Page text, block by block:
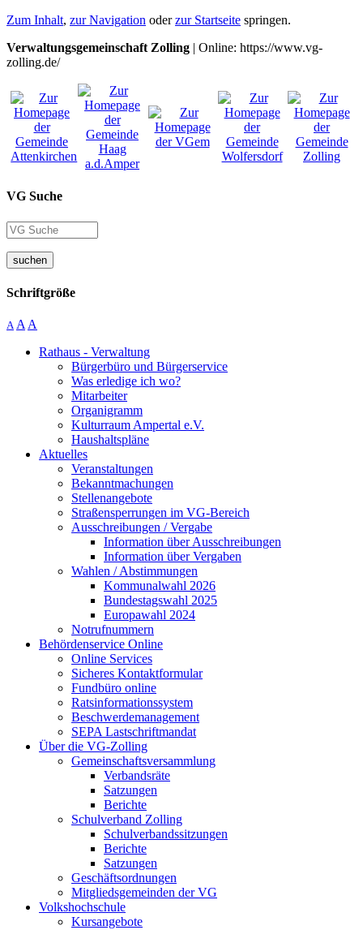
Zum Inhalt, zur Navigation oderzur Startseite springen.
Verwaltungsgemeinschaft Zolling | Online: https://www.vg-
zolling.de/
VG Suche
suchen
Schriftgröße
A A A
Rathaus - Verwaltung
Bürgerbüro und Bürgerservice
Was erledige ich wo?
Mitarbeiter
Organigramm
Kulturraum Ampertal e.V.
Haushaltspläne
Aktuelles
Veranstaltungen
Bekanntmachungen
Stellenangebote
Straßensperrungen im VG-Bereich
Ausschreibungen / Vergabe
Information über Ausschreibungen
Information über Vergaben
Wahlen / Abstimmungen
Kommunalwahl 2026
Bundestagswahl 2025
Europawahl 2024
Notrufnummern
Behördenservice Online
Online Services
Sicheres Kontaktformular
Fundbüro online
Ratsinformationssystem
Beschwerdemanagement
SEPA Lastschriftmandat
Über die VG-Zolling
Gemeinschaftsversammlung
Verbandsräte
Satzungen
Berichte
Schulverband Zolling
Schulverbandssitzungen
Berichte
Satzungen
Geschäftsordnungen
Mitgliedsgemeinden der VG
Volkshochschule
Kursangebote